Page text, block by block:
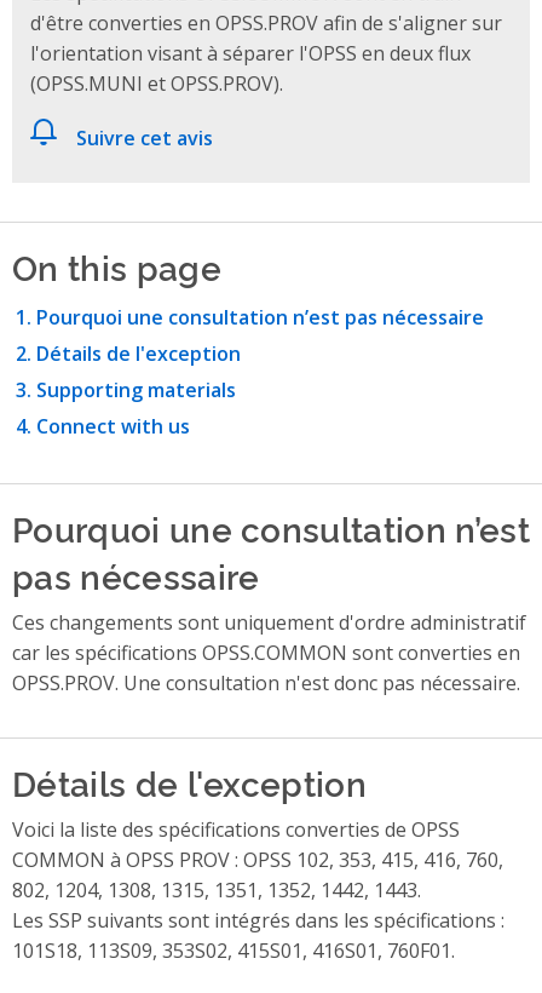
d'être converties en OPSS.PROV afin de s'aligner sur
l'orientation visant à séparer l'OPSS en deux flux
(OPSS.MUNI et OPSS.PROV).
Suivre cet avis
On this page
Pourquoi une consultation n’est pas nécessaire
Détails de l'exception
Supporting materials
Connect with us
Pourquoi une consultation n’est
pas nécessaire
Ces changements sont uniquement d'ordre administratif
car les spécifications OPSS.COMMON sont converties en
OPSS.PROV. Une consultation n'est donc pas nécessaire.
Détails de l'exception
Voici la liste des spécifications converties de OPSS
COMMON à OPSS PROV : OPSS 102, 353, 415, 416, 760,
802, 1204, 1308, 1315, 1351, 1352, 1442, 1443.
Les SSP suivants sont intégrés dans les spécifications :
101S18, 113S09, 353S02, 415S01, 416S01, 760F01.